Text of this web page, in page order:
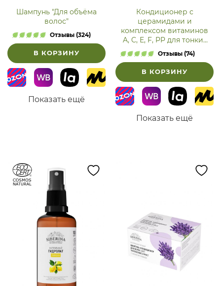
Шампунь "Для объёма
волос"
Отзывы (324)
В КОРЗИНУ
Показать ещё
Кондиционер с
церамидами и
комплексом витаминов
A, C, E, F, PP для тонких
волос
Отзывы (74)
В КОРЗИНУ
Показать ещё